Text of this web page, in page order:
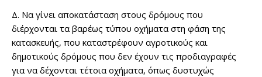
Δ. Να γίνει αποκατάσταση στους δρόμους που
διέρχονται τα βαρέως τύπου οχήματα στη φάση της
κατασκευής, που καταστρέφουν αγροτικούς και
δημοτικούς δρόμους που δεν έχουν τις προδιαγραφές
για να δέχονται τέτοια οχήματα, όπως δυστυχώς